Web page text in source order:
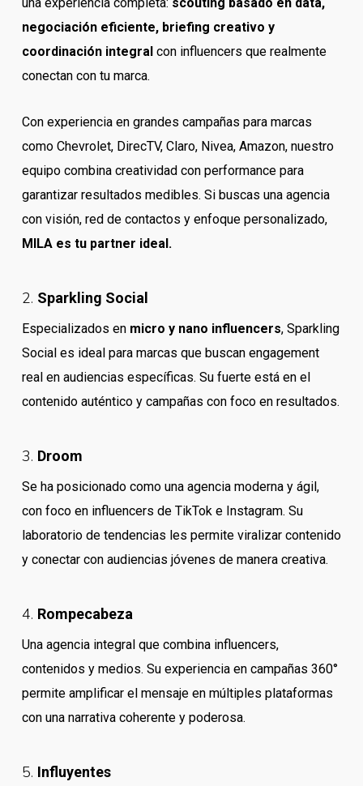
negociación eficiente, briefing creativo y
coordinación integralcon influencers que realmente
conectan con tu marca.
Con experiencia en grandes campañas para marcas
como Chevrolet, DirecTV, Claro, Nivea, Amazon, nuestro
equipo combina creatividad con performance para
garantizar resultados medibles. Si buscas una agencia
con visión, red de contactos y enfoque personalizado,
MILA es tu partner ideal.
2. Sparkling Social
Especializados en micro y nano influencers, Sparkling
Social es ideal para marcas que buscan engagement
real en audiencias específicas. Su fuerte está en el
contenido auténtico y campañas con foco en resultados.
3. Droom
Se ha posicionado como una agencia moderna y ágil,
con foco en influencers de TikTok e Instagram. Su
laboratorio de tendencias les permite viralizar contenido
y conectar con audiencias jóvenes de manera creativa.
4. Rompecabeza
Una agencia integral que combina influencers,
contenidos y medios. Su experiencia en campañas 360°
permite amplificar el mensaje en múltiples plataformas
con una narrativa coherente y poderosa.
5. Influyentes